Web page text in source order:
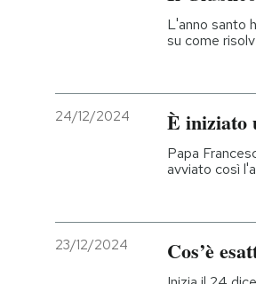
SHOP
AREA PERSONALE
L'anno santo
su come
24/12/2024 È iniziato
Papa
avviato così
23/12/2024 Cos’è